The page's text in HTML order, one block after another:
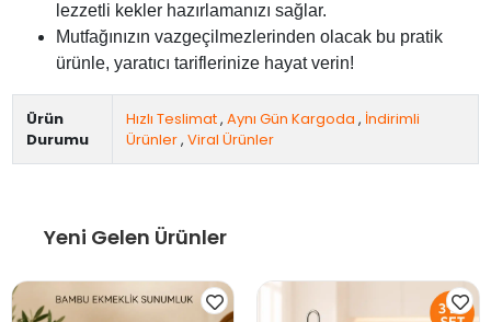
lezzetli kekler hazırlamanızı sağlar.
Mutfağınızın vazgeçilmezlerinden olacak bu pratik
ürünle, yaratıcı tariflerinize hayat verin!
Ürün
Durumu
Hızlı Teslimat, Aynı Gün Kargoda , İndirimli
Ürünler, Viral Ürünler
Yeni Gelen Ürünler